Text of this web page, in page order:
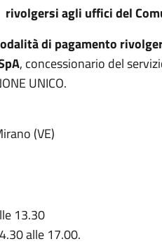
agli uffici del
di pagamento
, concessionario del
UNICO.
(VE)
13.30
alle 17.00.